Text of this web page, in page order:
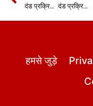
दंड प्रक्रिया संहिता की धारा 437A | सीआरपीसी की धारा 437A | Section 437A CrPC in hindi दंड प्रक्रिया संहिता की धारा 439 | सीआरपीसी की धारा 439 | Section 439 CrPC in hindi
हमसे जुड़े